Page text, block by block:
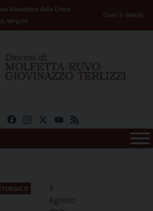
Benedetta della Croce
vergine
Orari S. Messe
FacebookInstagramYouTube
9
Agosto